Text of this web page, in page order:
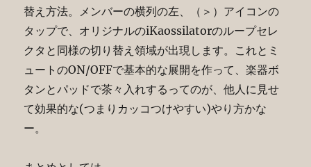
替え方法。メンバーの横列の左、（＞）アイコンの
タップで、オリジナルのiKaossilatorのループセレ
クタと同様の切り替え領域が出現します。これとミ
ュートのON/OFFで基本的な展開を作って、楽器ボ
タンとパッドで茶々入れするってのが、他人に見せ
て効果的な(つまりカッコつけやすい)やり方かな
ー。